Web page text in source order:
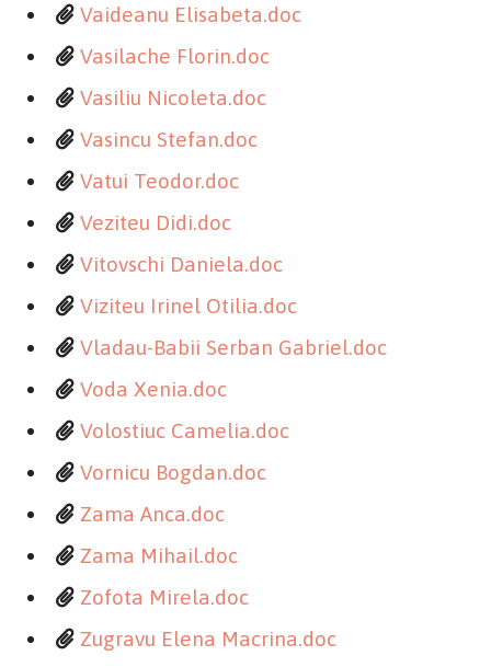
Vaideanu Elisabeta.doc
Vasilache Florin.doc
Vasiliu Nicoleta.doc
Vasincu Stefan.doc
Vatui Teodor.doc
Veziteu Didi.doc
Vitovschi Daniela.doc
Viziteu Irinel Otilia.doc
Vladau-Babii Serban Gabriel.doc
Voda Xenia.doc
Volostiuc Camelia.doc
Vornicu Bogdan.doc
Zama Anca.doc
Zama Mihail.doc
Zofota Mirela.doc
Zugravu Elena Macrina.doc